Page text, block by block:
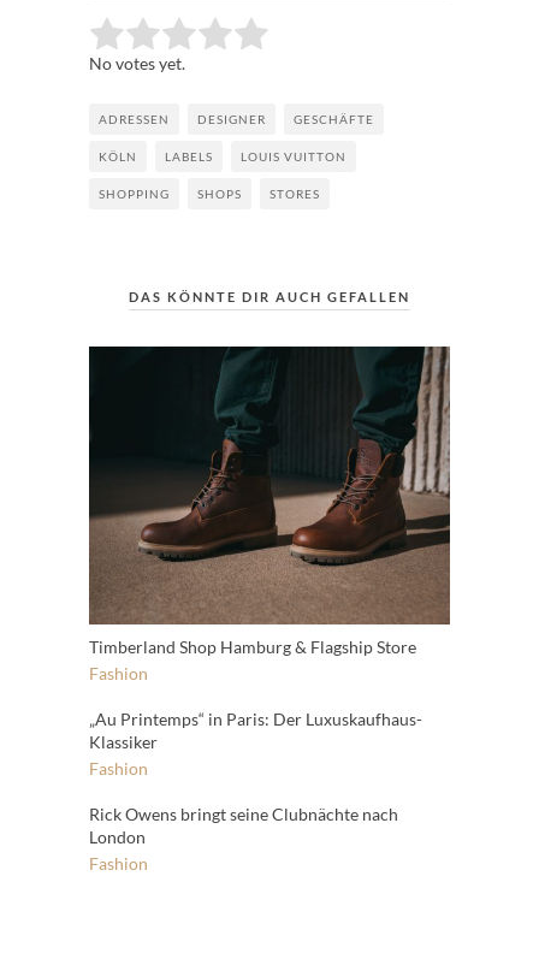
Rate this item: Submit Rating
No votes yet.
ADRESSEN DESIGNER GESCHÄFTE
KÖLN LABELS LOUIS VUITTON
SHOPPING SHOPS STORES
DAS KÖNNTE DIR AUCH GEFALLEN
Timberland Shop Hamburg & Flagship Store
Fashion
„Au Printemps“ in Paris: Der Luxuskaufhaus-
Klassiker
Fashion
Rick Owens bringt seine Clubnächte nach
London
Fashion